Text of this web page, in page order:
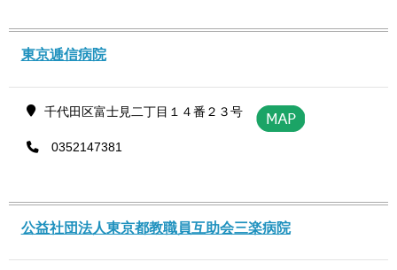
東京逓信病院
千代田区富士見二丁目１４番２３号
0352147381
公益社団法人東京都教職員互助会三楽病院